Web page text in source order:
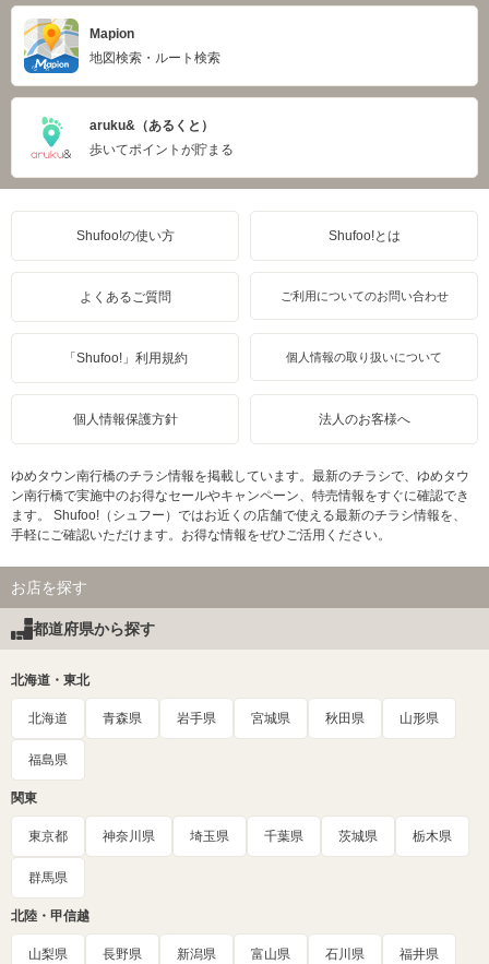
Mapion
地図検索・ルート検索
aruku&（あるくと）
歩いてポイントが貯まる
Shufoo!の使い方 Shufoo!とは
よくあるご質問 ご利用についてのお問い合わせ
「Shufoo!」利用規約 個人情報の取り扱いについて
個人情報保護方針 法人のお客様へ
ゆめタウン南行橋のチラシ情報を掲載しています。最新のチラシで、ゆめタウ
ン南行橋で実施中のお得なセールやキャンペーン、特売情報をすぐに確認でき
ます。 Shufoo!（シュフー）ではお近くの店舗で使える最新のチラシ情報を、
手軽にご確認いただけます。お得な情報をぜひご活用ください。
お店を探す
都道府県から探す
北海道・東北
北海道 青森県 岩手県 宮城県 秋田県 山形県
福島県
関東
東京都 神奈川県 埼玉県 千葉県 茨城県 栃木県
群馬県
北陸・甲信越
山梨県 長野県 新潟県 富山県 石川県 福井県